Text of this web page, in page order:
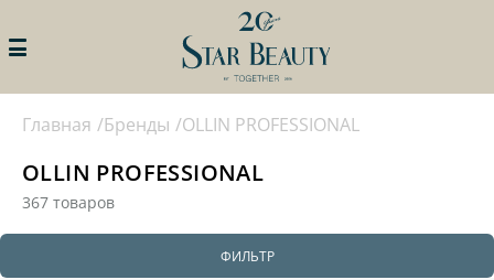
STAR BEAUTY
ЛИЧНЫЙ КАБИНЕТ
БРЕНДЫ
ПРОФИ КЛУБ
ПРОГРАММЫ ПРОФИ КЛУБА
ДЛЯ ЧАСТНЫХ СПЕЦИАЛИСТОВ
Главная Бренды OLLIN PROFESSIONAL
OLLIN PROFESSIONAL
367 товаров
ФИЛЬТР